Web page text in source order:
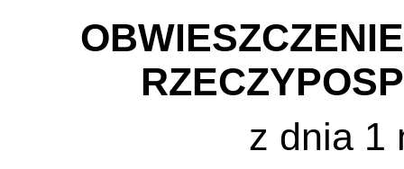
z dnia 1